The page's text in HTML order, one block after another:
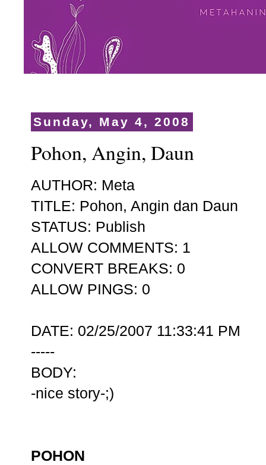
Sunday, May 4, 2008
Pohon, Angin, Daun
AUTHOR: Meta
TITLE: Pohon, Angin dan Daun
STATUS: Publish
ALLOW COMMENTS: 1
CONVERT BREAKS: 0
ALLOW PINGS: 0
DATE: 02/25/2007 11:33:41 PM
-----
BODY:
-nice story-;)
POHON